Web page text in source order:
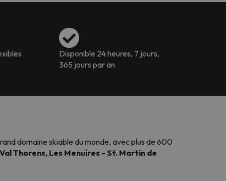
Disponible 24 heures, 7 jours,
365 jours par an
domaine skiable du monde, avec plus de 600
Thorens, Les Menuires - St. Martin de